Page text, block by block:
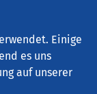
Einige
es uns
auf unserer